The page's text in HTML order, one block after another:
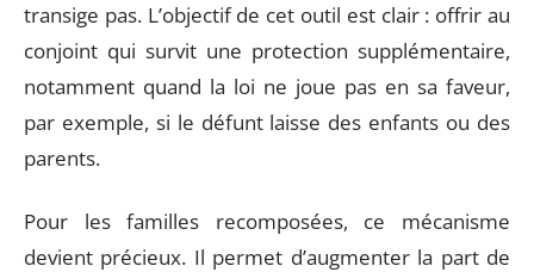
transige pas. L’objectif de cet outil est clair : offrir au
conjoint qui survit une protection supplémentaire,
notamment quand la loi ne joue pas en sa faveur,
par exemple, si le défunt laisse des enfants ou des
parents.
Pour les familles recomposées, ce mécanisme
devient précieux. Il permet d’augmenter la part de